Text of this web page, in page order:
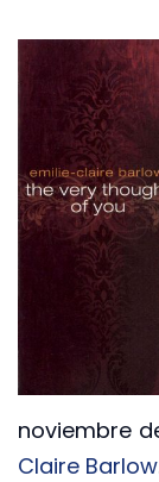
noviembre
Claire Barlow